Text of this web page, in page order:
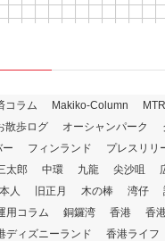
コラム Makiko-Column MTR
散歩ログ オーシャンパーク
ー
フィンランド プレスリリ
太郎 中環 九龍 尖沙咀
人 旧正月 木の棒 湾仔
用コラム 銅鑼湾 香港
香
ディズニーランド 香港ライフ